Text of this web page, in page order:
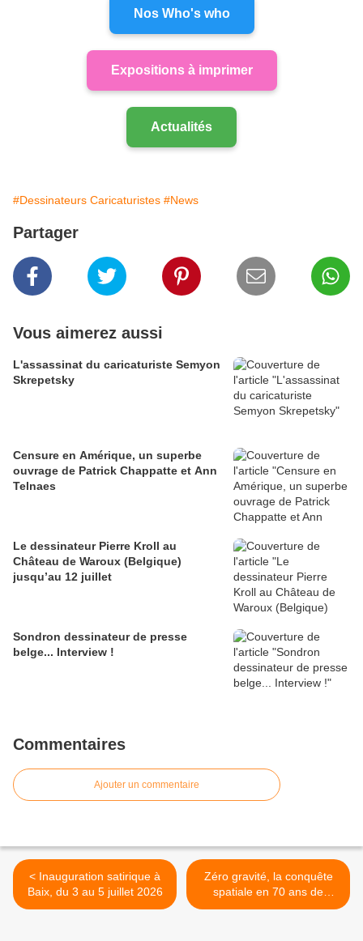
Nos Who's who
Expositions à imprimer
Actualités
#Dessinateurs Caricaturistes #News
Partager
Vous aimerez aussi
L'assassinat du caricaturiste Semyon
Skrepetsky
Censure en Amérique, un superbe
ouvrage de Patrick Chappatte et Ann
Telnaes
Le dessinateur Pierre Kroll au
Château de Waroux (Belgique)
jusqu’au 12 juillet
Sondron dessinateur de presse
belge... Interview !
Commentaires
Ajouter un commentaire
< Inauguration satirique à
Baix, du 3 au 5 juillet 2026
Zéro gravité, la conquête
spatiale en 70 ans de
dessins de presse >